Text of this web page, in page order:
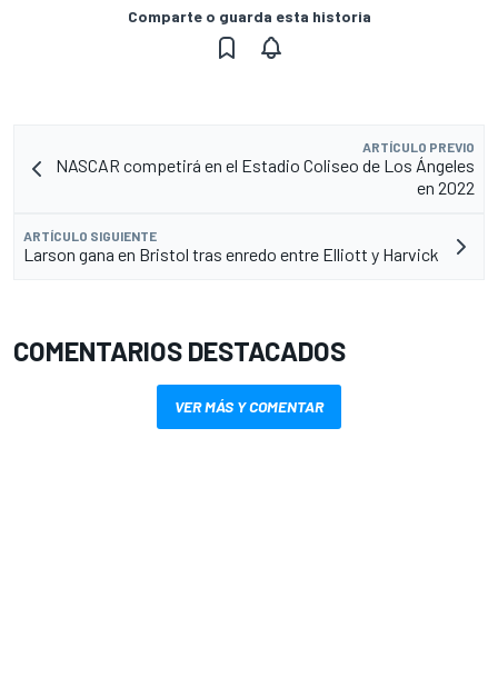
Comparte o guarda esta historia
ARTÍCULO PREVIO
NASCAR competirá en el Estadio Coliseo de Los Ángeles
en 2022
ARTÍCULO SIGUIENTE
Larson gana en Bristol tras enredo entre Elliott y Harvick
COMENTARIOS DESTACADOS
VER MÁS Y COMENTAR